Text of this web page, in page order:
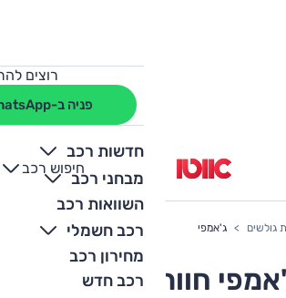
רוצים
פניה ב-WhatsApp
חדשות רכב
מבחני רכב
השוואות רכב
רכב חשמלי
מחירון רכב
רכב חדש
חיפוש רכב
+
-
גולשים ג'אמפי
חוות דעת גולשים